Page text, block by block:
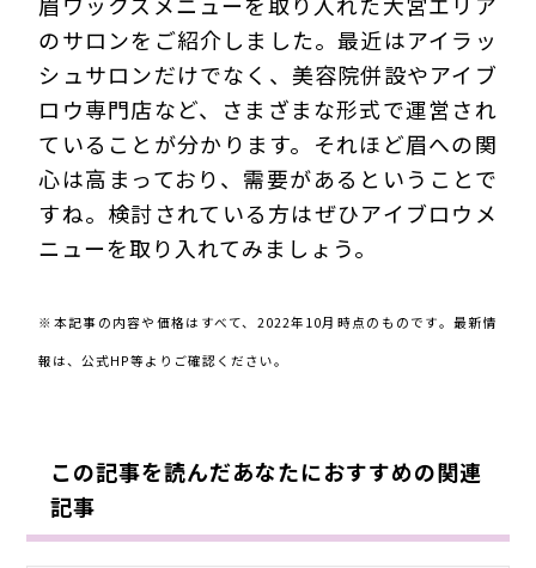
のサロンをご紹介しました。最近はアイラッ
シュサロンだけでなく、美容院併設やアイブ
ロウ専門店など、さまざまな形式で運営され
ていることが分かります。それほど眉への関
心は高まっており、需要があるということで
すね。検討されている方はぜひアイブロウメ
ニューを取り入れてみましょう。
※本記事の内容や価格はすべて、2022年10月時点のものです。最新情
報は、公式HP等よりご確認ください。
この記事を読んだあなたにおすすめの関連
記事